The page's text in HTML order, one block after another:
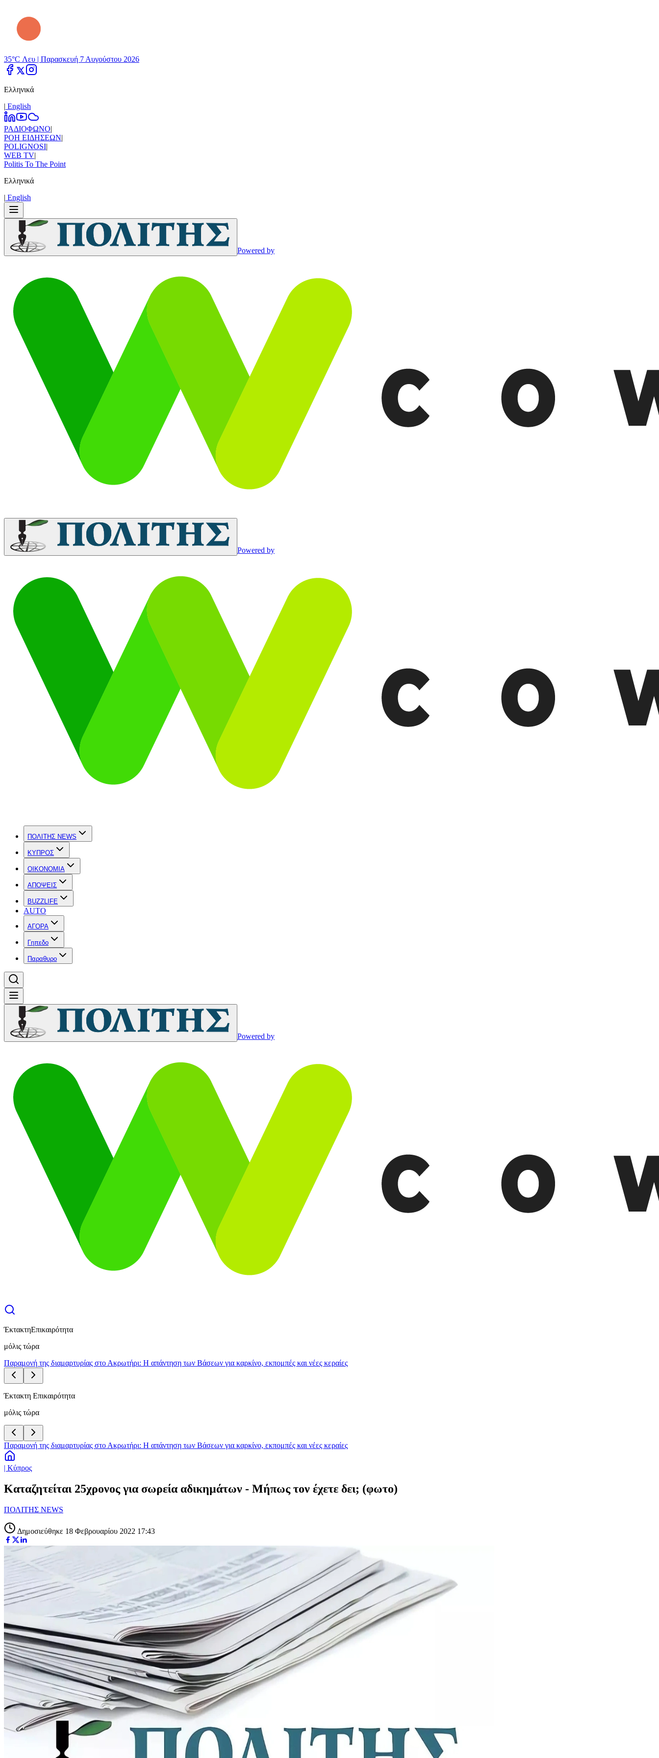
35°C Λευ | Παρασκευή 7 Αυγούστου 2026
Ελληνικά
| Εnglish
ΡΑΔΙΟΦΩΝΟ|
ΡΟΗ ΕΙΔΗΣΕΩΝ|
POLIGNOSI|
WEB TV|
Politis To The Point
Ελληνικά
| Εnglish
Powered by
Powered by
ΠΟΛΙΤΗΣ NEWS
ΚΥΠΡΟΣ
OIKONOMIA
ΑΠΟΨΕΙΣ
BUZZLIFE
AUTO
ΑΓΟΡΑ
Γηπεδο
Παραθυρο
Powered by
ΈκτακτηΕπικαιρότητα
μόλις τώρα
Παραμονή της διαμαρτυρίας στο Ακρωτήρι: Η απάντηση των Βάσεων για καρκίνο, εκπομπές και νέες κεραίες
Έκτακτη Επικαιρότητα
μόλις τώρα
Παραμονή της διαμαρτυρίας στο Ακρωτήρι: Η απάντηση των Βάσεων για καρκίνο, εκπομπές και νέες κεραίες
| Κύπρος
Καταζητείται 25χρονος για σωρεία αδικημάτων - Μήπως τον έχετε δει; (φωτο)
ΠΟΛΙΤΗΣ NEWS
Δημοσιεύθηκε 18 Φεβρουαρίου 2022 17:43